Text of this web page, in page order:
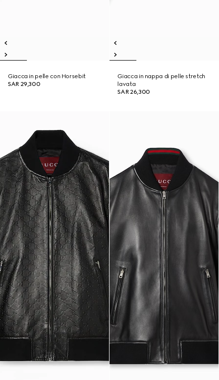
Giacca in pelle con Horsebit
SAR 29,300
Giacca in nappa di pelle stretch
lavata
SAR 26,300